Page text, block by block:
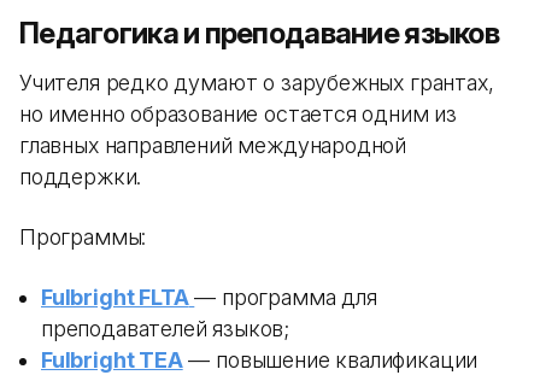
Педагогика и преподавание языков
Учителя редко думают о зарубежных грантах,
но именно образование остается одним из
главных направлений международной
поддержки.
Программы:
Fulbright FLTA — программа для
преподавателей языков;
Fulbright TEA— повышение квалификации